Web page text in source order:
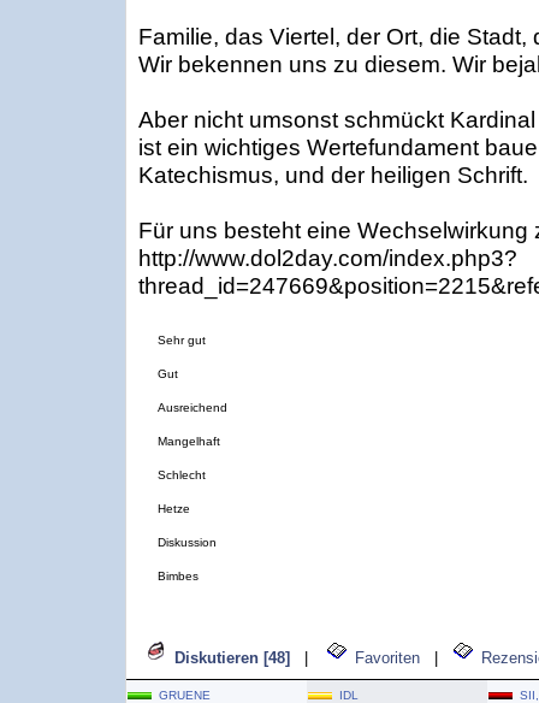
Familie, das Viertel, der Ort, die
Wir bekennen uns zu diesem. Wir
Aber nicht umsonst schmückt
ist ein wichtiges Wertefundament
Katechismus, und der heiligen Schrift.
Für uns besteht eine
http://www.dol2day.com/index.php3?
Sehr gut
Gut
Ausreichend
Mangelhaft
Schlecht
Hetze
Diskussion
Bimbes
Diskutieren [48] Favoriten
GRUENE IDL